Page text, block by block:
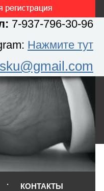
7-937-796-30-96
Нажмите тут
КОНТАКТЫ